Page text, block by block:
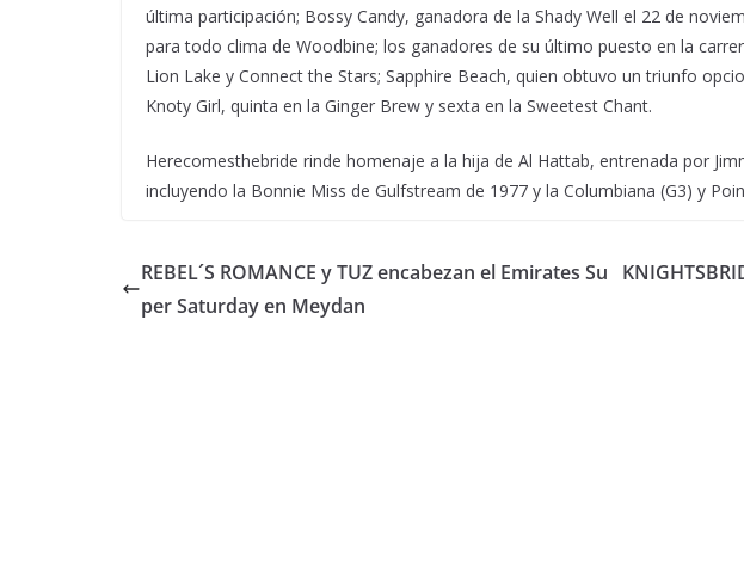
última participación; Bossy Candy, ganadora de la Shady Well el 22 de
para todo clima de Woodbine; los ganadores de su último puesto en la
Lion Lake y Connect the Stars; Sapphire Beach, quien obtuvo un triunfo
Knoty Girl, quinta en la Ginger Brew y sexta en la Sweetest Chant.
Herecomesthebride rinde homenaje a la hija de Al Hattab, entrenada por
incluyendo la Bonnie Miss de Gulfstream de 1977 y la Columbiana (G3) y
REBEL´S ROMANCE y TUZ encabezan el Emirates Su
per Saturday en Meydan